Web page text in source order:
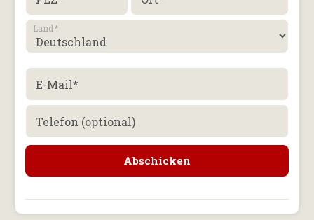
Land*
E-Mail*
Telefon (optional)